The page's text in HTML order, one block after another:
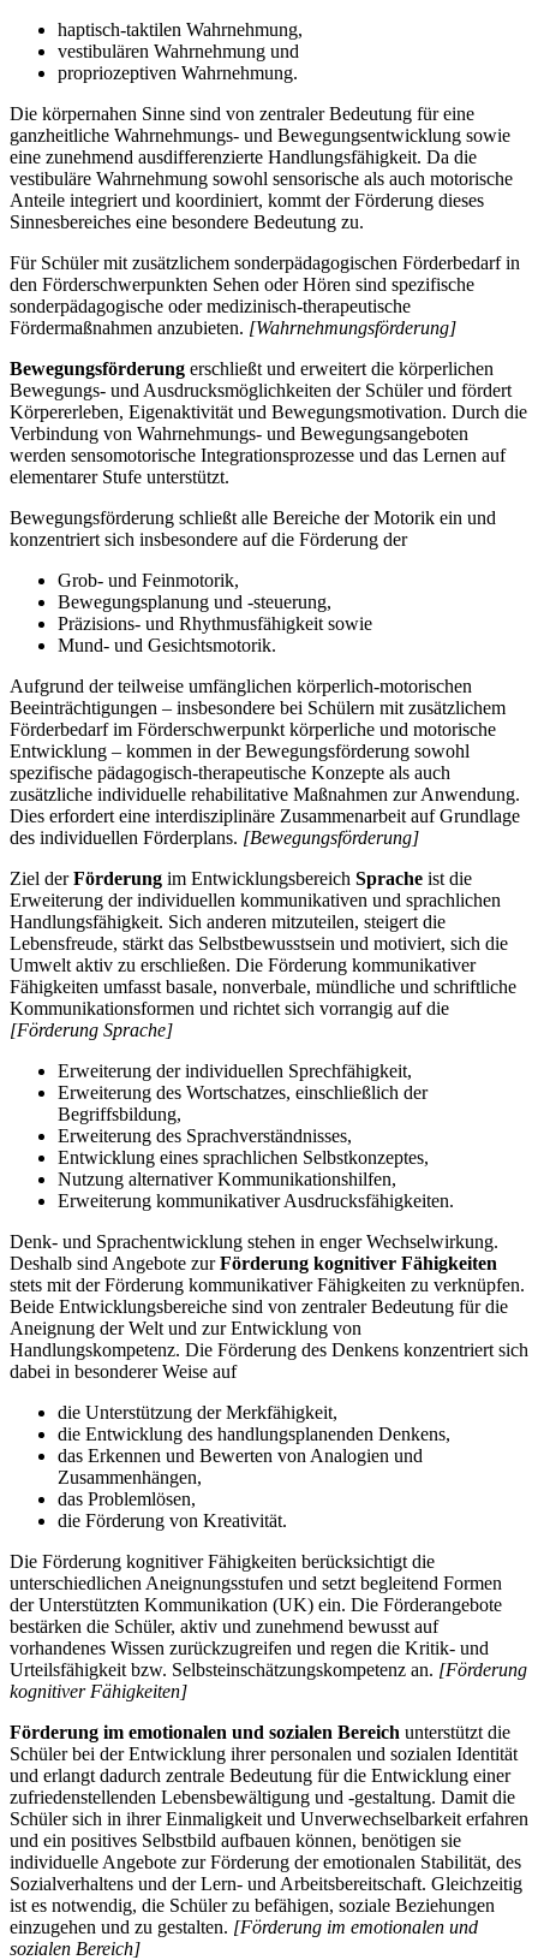
haptisch-taktilen Wahrnehmung,
vestibulären Wahrnehmung und
propriozeptiven Wahrnehmung.
Die körpernahen Sinne sind von zentraler Bedeutung für eine
ganzheitliche Wahrnehmungs- und Bewegungsentwicklung sowie
eine zunehmend ausdifferenzierte Handlungsfähigkeit. Da die
vestibuläre Wahrnehmung sowohl sensorische als auch motorische
Anteile integriert und koordiniert, kommt der Förderung dieses
Sinnesbereiches eine besondere Bedeutung zu.
Für Schüler mit zusätzlichem sonderpädagogischen Förderbedarf in
den Förderschwerpunkten Sehen oder Hören sind spezifische
sonderpädagogische oder medizinisch-therapeutische
Fördermaßnahmen anzubieten. [Wahrnehmungsförderung]
Bewegungsförderung erschließt und erweitert die körperlichen
Bewegungs- und Ausdrucksmöglichkeiten der Schüler und fördert
Körpererleben, Eigenaktivität und Bewegungsmotivation. Durch die
Verbindung von Wahrnehmungs- und Bewegungsangeboten
werden sensomotorische Integrationsprozesse und das Lernen auf
elementarer Stufe unterstützt.
Bewegungsförderung schließt alle Bereiche der Motorik ein und
konzentriert sich insbesondere auf die Förderung der
Grob- und Feinmotorik,
Bewegungsplanung und -steuerung,
Präzisions- und Rhythmusfähigkeit sowie
Mund- und Gesichtsmotorik.
Aufgrund der teilweise umfänglichen körperlich-motorischen
Beeinträchtigungen – insbesondere bei Schülern mit zusätzlichem
Förderbedarf im Förderschwerpunkt körperliche und motorische
Entwicklung – kommen in der Bewegungsförderung sowohl
spezifische pädagogisch-therapeutische Konzepte als auch
zusätzliche individuelle rehabilitative Maßnahmen zur Anwendung.
Dies erfordert eine interdisziplinäre Zusammenarbeit auf Grundlage
des individuellen Förderplans. [Bewegungsförderung]
Ziel derFörderung im Entwicklungsbereich Sprache ist die
Erweiterung der individuellen kommunikativen und sprachlichen
Handlungsfähigkeit. Sich anderen mitzuteilen, steigert die
Lebensfreude, stärkt das Selbstbewusstsein und motiviert, sich die
Umwelt aktiv zu erschließen. Die Förderung kommunikativer
Fähigkeiten umfasst basale, nonverbale, mündliche und schriftliche
Kommunikationsformen und richtet sich vorrangig auf die
[Förderung Sprache]
Erweiterung der individuellen Sprechfähigkeit,
Erweiterung des Wortschatzes, einschließlich der
Begriffsbildung,
Erweiterung des Sprachverständnisses,
Entwicklung eines sprachlichen Selbstkonzeptes,
Nutzung alternativer Kommunikationshilfen,
Erweiterung kommunikativer Ausdrucksfähigkeiten.
Denk- und Sprachentwicklung stehen in enger Wechselwirkung.
Deshalb sind Angebote zurFörderung kognitiver Fähigkeiten
stets mit der Förderung kommunikativer Fähigkeiten zu verknüpfen.
Beide Entwicklungsbereiche sind von zentraler Bedeutung für die
Aneignung der Welt und zur Entwicklung von
Handlungskompetenz. Die Förderung des Denkens konzentriert sich
dabei in besonderer Weise auf
die Unterstützung der Merkfähigkeit,
die Entwicklung des handlungsplanenden Denkens,
das Erkennen und Bewerten von Analogien und
Zusammenhängen,
das Problemlösen,
die Förderung von Kreativität.
Die Förderung kognitiver Fähigkeiten berücksichtigt die
unterschiedlichen Aneignungsstufen und setzt begleitend Formen
der Unterstützten Kommunikation (UK) ein. Die Förderangebote
bestärken die Schüler, aktiv und zunehmend bewusst auf
vorhandenes Wissen zurückzugreifen und regen die Kritik- und
Urteilsfähigkeit bzw. Selbsteinschätzungskompetenz an. [Förderung
kognitiver Fähigkeiten]
Förderung im emotionalen und sozialen Bereich unterstützt die
Schüler bei der Entwicklung ihrer personalen und sozialen Identität
und erlangt dadurch zentrale Bedeutung für die Entwicklung einer
zufriedenstellenden Lebensbewältigung und -gestaltung. Damit die
Schüler sich in ihrer Einmaligkeit und Unverwechselbarkeit erfahren
und ein positives Selbstbild aufbauen können, benötigen sie
individuelle Angebote zur Förderung der emotionalen Stabilität, des
Sozialverhaltens und der Lern- und Arbeitsbereitschaft. Gleichzeitig
ist es notwendig, die Schüler zu befähigen, soziale Beziehungen
einzugehen und zu gestalten. [Förderung im emotionalen und
sozialen Bereich]